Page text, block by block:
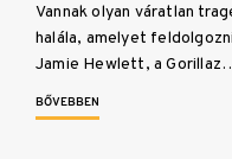
Vannak olyan váratlan
halála, amelyet
Jamie Hewlett, a
BŐVEBBEN